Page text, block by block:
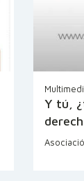
Y tú,